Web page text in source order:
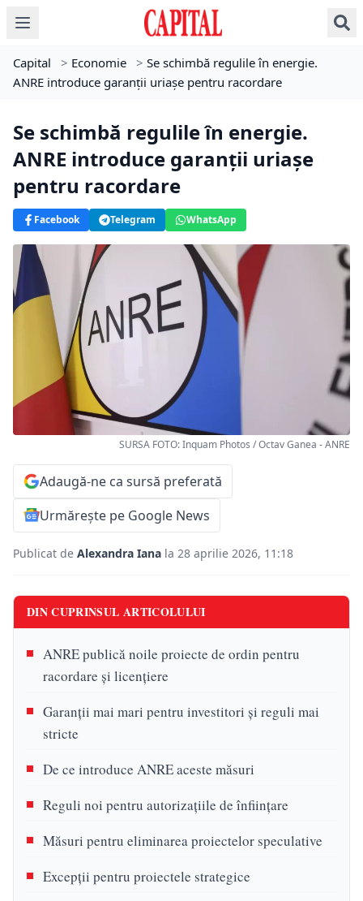
Capital > Economie > Se schimbă regulile în energie.
ANRE introduce garanții uriașe pentru racordare
Se schimbă regulile în energie.
ANRE introduce garanții uriașe
pentru racordare
Facebook Telegram WhatsApp
SURSA FOTO: Inquam Photos / Octav Ganea - ANRE
Adaugă-ne ca sursă preferată
Urmărește pe Google News
Publicat de Alexandra Iana la 28 aprilie 2026, 11:18
DIN CUPRINSUL ARTICOLULUI
ANRE publică noile proiecte de ordin pentru
racordare și licențiere
Garanții mai mari pentru investitori și reguli mai
stricte
De ce introduce ANRE aceste măsuri
Reguli noi pentru autorizațiile de înființare
Măsuri pentru eliminarea proiectelor speculative
Excepții pentru proiectele strategice